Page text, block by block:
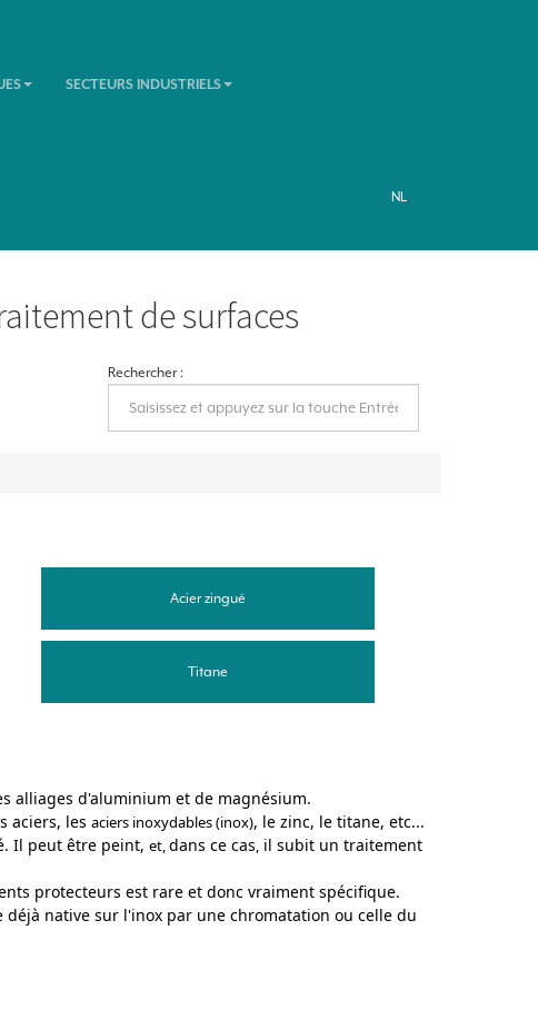
SECTEURS INDUSTRIELS
NL
de surfaces
Rechercher :
Acier zingué
Titane
alliages d'aluminium et de magnésium.
aciers, les aciers inoxydables (inox), le zinc, le titane, etc...
Il peut être peint, et, dans ce cas il subit un traitement
protecteurs est rare et donc vraiment spécifique.
déjà native sur l'inox par une chromatation ou celle du